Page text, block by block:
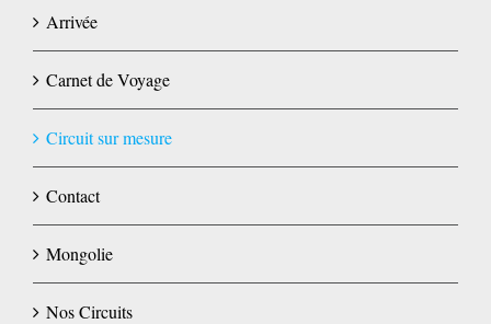
Arrivée
Carnet de Voyage
Circuit sur mesure
Contact
Mongolie
Nos Circuits